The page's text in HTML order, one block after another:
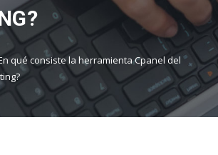
qué consiste la herramienta Cpanel del